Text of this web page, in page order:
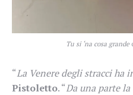
Tu si ‘na cosa grande
“La Venere degli stracci ha
Pistoletto. “Da una parte la